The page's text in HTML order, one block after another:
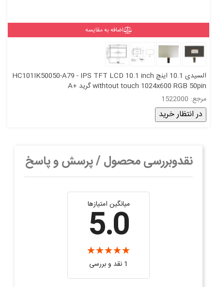
اضافه به مقایسه
السیدی 10.1 اینچ HC101IK50050-A79 - IPS TFT LCD 10.1 inch
withtout touch 1024x600 RGB 50pin گرید +A
مرجع: 1522000
در انتظار خرید
نقدوبررسی محصول / پرسش و پاسخ
میانگین امتیازها
5.0
1 نقد و بررسی